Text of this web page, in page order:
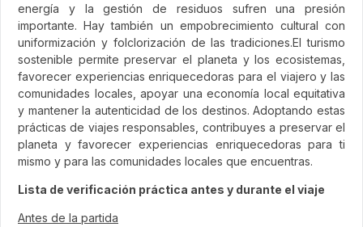
energía y la gestión de residuos sufren una presión
importante. Hay también un empobrecimiento cultural con
uniformización y folclorización de las tradiciones.El turismo
sostenible permite preservar el planeta y los ecosistemas,
favorecer experiencias enriquecedoras para el viajero y las
comunidades locales, apoyar una economía local equitativa
y mantener la autenticidad de los destinos. Adoptando estas
prácticas de viajes responsables, contribuyes a preservar el
planeta y favorecer experiencias enriquecedoras para ti
mismo y para las comunidades locales que encuentras.
Lista de verificación práctica antes y durante el viaje
Antes de la partida